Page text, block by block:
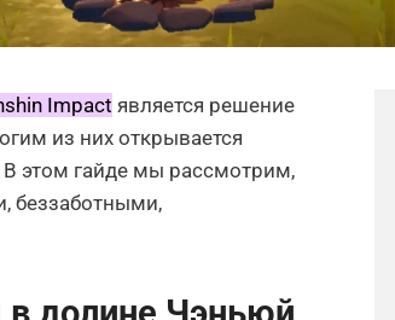
Impact является решение
из них открывается
этом гайде мы рассмотрим,
беззаботными,